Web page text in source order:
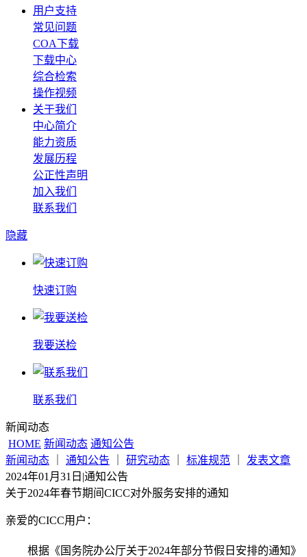
用户支持
常见问题
COA下载
下载中心
综合检索
操作视频
关于我们
中心简介
能力资质
发展历程
公正性声明
加入我们
联系我们
隐藏
快速订购
我要送检
联系我们
新闻动态
HOME 新闻动态 通知公告
新闻动态
通知公告 研究动态 标准规范
发表文章
2024年01月31日 |通知公告
关于2024年春节期间CICC对外服务安排的通知
亲爱的CICC用户：
根据《国务院办公厅关于2024年部分节假日安排的通知》